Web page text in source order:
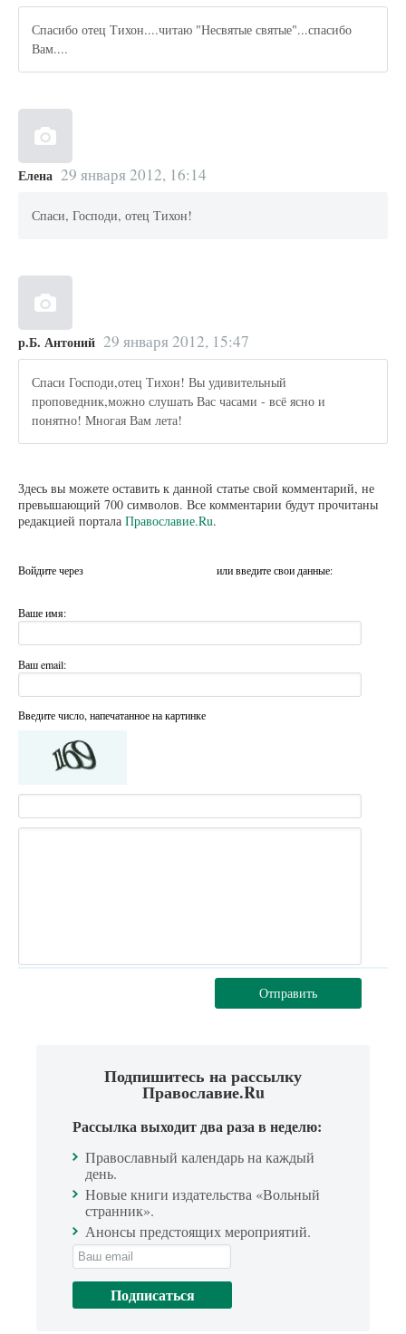
Спасибо отец Тихон....читаю "Несвятые святые"...спасибо
Вам....
Елена 29 января 2012, 16:14
Спаси, Господи, отец Тихон!
р.Б. Антоний 29 января 2012, 15:47
Спаси Господи,отец Тихон! Вы удивительный
проповедник,можно слушать Вас часами - всё ясно и
понятно! Многая Вам лета!
Здесь вы можете оставить к данной статье свой комментарий, не
превышающий 700 символов. Все комментарии будут прочитаны
редакцией портала Православие.Ru.
Войдите через или введите свои данные:
Ваше имя:
Ваш email:
Введите число, напечатанное на картинке
Отправить
Подпишитесь на рассылку
Православие.Ru
Рассылка выходит два раза в неделю:
Православный календарь на каждый
день.
Новые книги издательства «Вольный
странник».
Анонсы предстоящих мероприятий.